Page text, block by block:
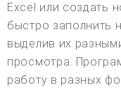
Excel или создать
быстро заполнить
выделив их
просмотра.
работу в разных